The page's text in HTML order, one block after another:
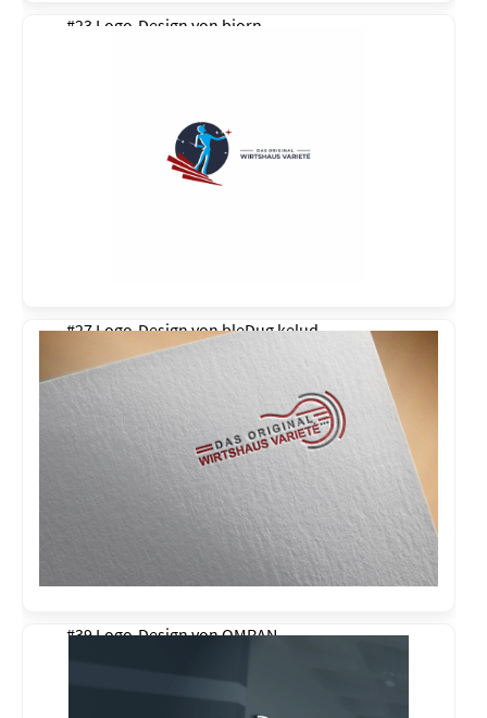
#23 Logo-Design von bjorn
#27 Logo-Design vonbleDug kelud
#39 Logo-Design vonOMRAN